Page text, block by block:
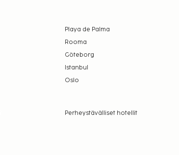
Playa de Palma
Rooma
Göteborg
Istanbul
Oslo
Perheystävälliset hotellit